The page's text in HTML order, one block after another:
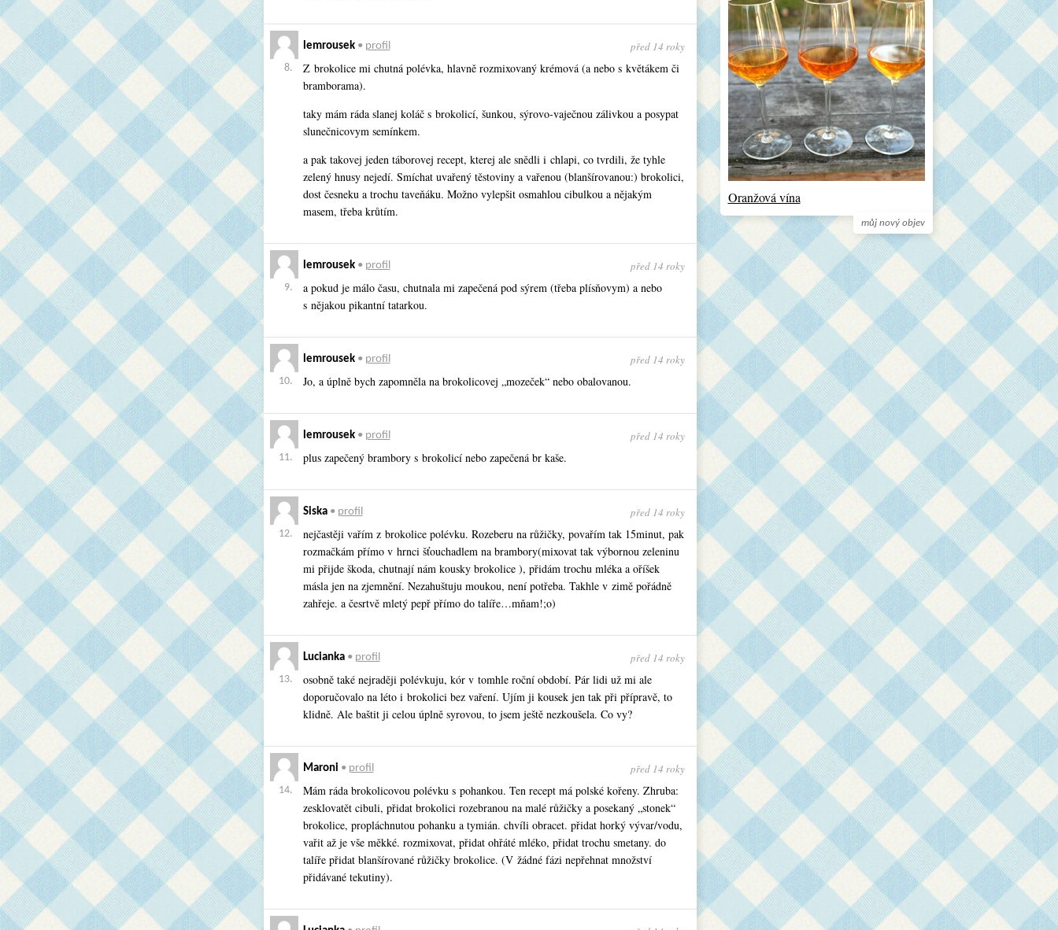
8.
lemrousek• profil před 14 roky
Z brokolice mi chutná polévka, hlavně rozmixovaný krémová (a nebo s květákem či
bramborama).
taky mám ráda slanej koláč s brokolicí, šunkou, sýrovo-vaječnou zálivkou a posypat
slunečnicovym semínkem.
a pak takovej jeden táborovej recept, kterej ale snědli i chlapi, co tvrdili, že tyhle
zelený hnusy nejedí. Smíchat uvařený těstoviny a vařenou (blanšírovanou:) brokolici,
dost česneku a trochu taveňáku. Možno vylepšit osmahlou cibulkou a nějakým
masem, třeba krůtím.
9.
lemrousek• profil před 14 roky
a pokud je málo času, chutnala mi zapečená pod sýrem (třeba plísňovym) a nebo
s nějakou pikantní tatarkou.
10.
lemrousek• profil před 14 roky
Jo, a úplně bych zapomněla na brokolicovej „mozeček“ nebo obalovanou.
11.
lemrousek• profil před 14 roky
plus zapečený brambory s brokolicí nebo zapečená br kaše.
12.
Siska• profil před 14 roky
nejčastěji vařím z brokolice polévku. Rozeberu na růžičky, povařím tak 15minut, pak
rozmačkám přímo v hrnci šťouchadlem na brambory(mixovat tak výbornou zeleninu
mi přijde škoda, chutnají nám kousky brokolice ), přidám trochu mléka a oříšek
másla jen na zjemnění. Nezahuštuju moukou, není potřeba. Takhle v zimě pořádně
zahřeje. a česrtvě mletý pepř přímo do talíře…mňam!;o)
13.
Lucianka• profil před 14 roky
osobně také nejraději polévkuju, kór v tomhle roční období. Pár lidi už mi ale
doporučovalo na léto i brokolici bez vaření. Ujím ji kousek jen tak při přípravě, to
klidně. Ale baštit ji celou úplně syrovou, to jsem ještě nezkoušela. Co vy?
14.
Maroni • profil před 14 roky
Mám ráda brokolicovou polévku s pohankou. Ten recept má polské kořeny. Zhruba:
zesklovatět cibuli, přidat brokolici rozebranou na malé růžičky a posekaný „stonek“
brokolice, propláchnutou pohanku a tymián. chvíli obracet. přidat horký vývar/vodu,
vařit až je vše měkké. rozmixovat, přidat ohřáté mléko, přidat trochu smetany. do
talíře přidat blanšírované růžičky brokolice. (V žádné fázi nepřehnat množství
přidávané tekutiny).
můj nový objev
Oranžová vína